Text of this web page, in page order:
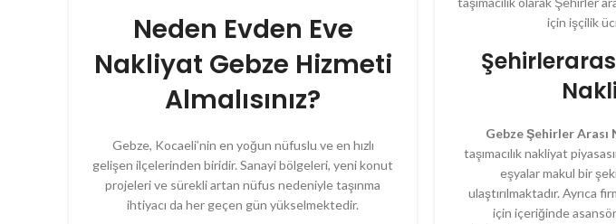
Neden Evden Eve
Nakliyat Gebze Hizmeti
Almalısınız?
Gebze, Kocaeli’nin en yoğun nüfuslu ve en hızlı
gelişen ilçelerinden biridir. Sanayi bölgeleri, yeni konut
projeleri ve sürekli artan nüfus nedeniyle taşınma
ihtiyacı da her geçen gün yükselmektedir.
için işçilik
Gebze Şehirler Arası
taşımacılık nakliyat
eşyalar makul bir
ulaştırılmaktadır. Ayrıca
için içeriğinde